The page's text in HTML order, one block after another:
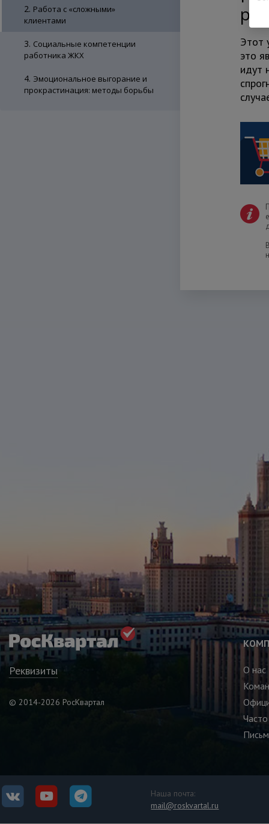
2. Работа с «сложными»
клиентами
3. Социальные компетенции
работника ЖКХ
4. Эмоциональное выгорание и
прокрастинация: методы борьбы
Этот
это
идут
Реквизиты
© 2014-2026 РосКвартал
О нас
Наша почта:
mail@roskvartal.ru